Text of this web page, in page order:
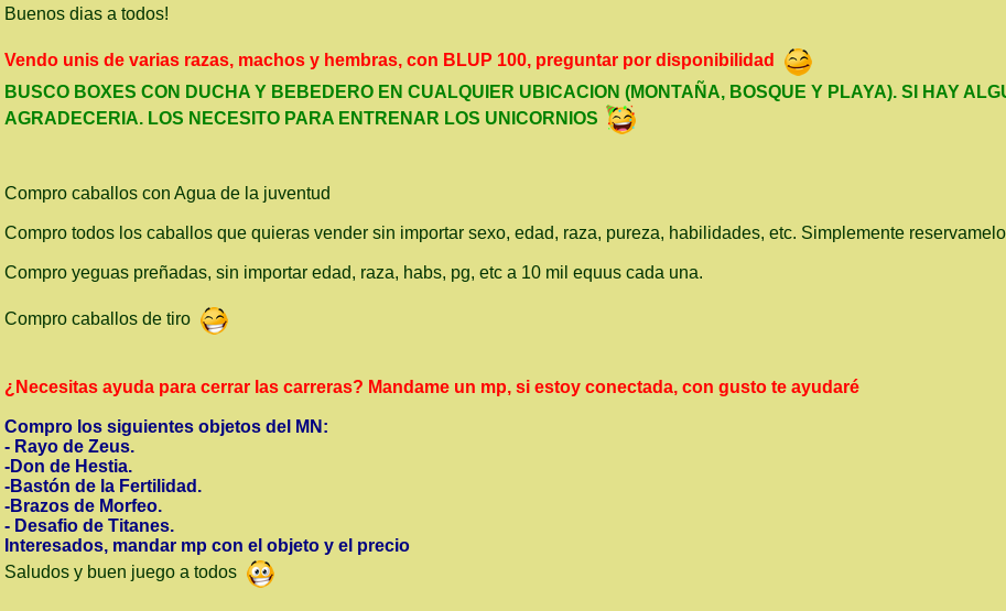
Buenos dias a todos!
Vendo unis de varias razas, machos y hembras, con BLUP 100, preguntar por disponibilidad
BUSCO BOXES CON DUCHA Y BEBEDERO EN CUALQUIER UBICACION (MONTAÑA, BOSQUE Y PLAYA). SI HAY
AGRADECERIA. LOS NECESITO PARA ENTRENAR LOS UNICORNIOS
Compro caballos con Agua de la juventud
Compro todos los caballos que quieras vender sin importar sexo, edad, raza, pureza, habilidades, etc. Simplemente
Compro yeguas preñadas, sin importar edad, raza, habs, pg, etc a 10 mil equus cada una.
Compro caballos de tiro
¿Necesitas ayuda para cerrar las carreras? Mandame un mp, si estoy conectada, con gusto te ayudaré
Compro los siguientes objetos del MN:
- Rayo de Zeus.
-Don de Hestia.
-Bastón de la Fertilidad.
-Brazos de Morfeo.
- Desafio de Titanes.
Interesados, mandar mp con el objeto y el precio
Saludos y buen juego a todos